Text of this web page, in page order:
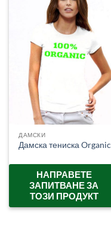
ДАМСКИ
Дамска тениска Organic
НАПРАВЕТЕ
ЗАПИТВАНЕ ЗА
ТОЗИ ПРОДУКТ